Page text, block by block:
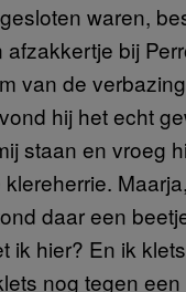
waren,
afzakkertje bij
van de
hij het echt
staan en vroeg
daar een
ik hier? En ik
nog tegen